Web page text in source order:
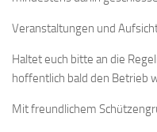
Veranstaltungen und
Haltet euch bitte an die
hoffentlich bald den Betrieb
Mit freundlichem